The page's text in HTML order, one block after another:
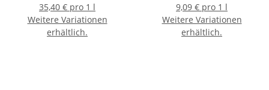
35,40 € pro 1 l
Weitere Variationen
erhältlich.
9,09 € pro 1 l
Weitere Variationen
erhältlich.